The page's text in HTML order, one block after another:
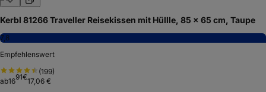
Kerbl 81266 Traveller Reisekissen mit Hüllle, 85 x 65 cm, Taupe
7,8
Empfehlenswert
(199)
ab1691€17,06 €